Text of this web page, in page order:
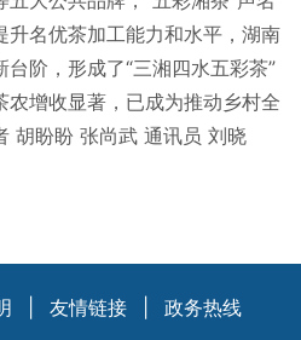
升名优茶加工能力和水平，湖南
阶，形成了“三湘四水五彩茶”
农增收显著，已成为推动乡村全
胡盼盼 张尚武 通讯员 刘晓
友情链接 政务热线